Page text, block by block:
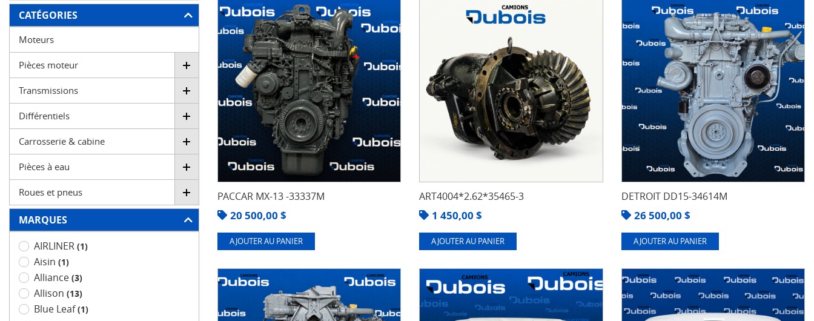
FILTRER
CATÉGORIES
Moteurs
Pièces moteur
Transmissions
Différentiels
Carrosserie & cabine
Pièces à eau
Roues et pneus
MARQUES
AIRLINER (1)
Aisin (1)
Alliance (3)
Allison (13)
Blue Leaf(1)
PACCAR MX-13 -33337M
20 500,00 $
AJOUTER AU PANIER
ART4004*2.62*35465-3
1 450,00 $
AJOUTER AU PANIER
DETROIT DD15-34614M
26 500,00 $
AJOUTER AU PANIER